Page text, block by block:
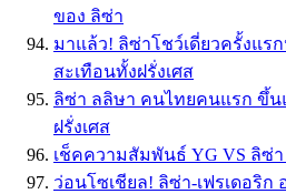
ของ ลิซ่า
มาแล้ว! ลิซ่าโชว์เดี่ยวครั้งแร
สะเทือนทั้งฝรั่งเศส
ลิซ่า ลลิษา คนไทยคนแรก ขึ้น
ฝรั่งเศส
เช็คความสัมพันธ์ YG VS ลิซ่
ว่อนโซเชียล! ลิซ่า-เฟรเดอริ